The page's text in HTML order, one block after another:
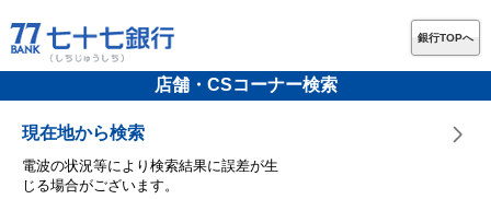
銀行TOPへ
店舗・CSコーナー検索
現在地から検索
電波の状況等により検索結果に誤差が生
じる場合がございます。